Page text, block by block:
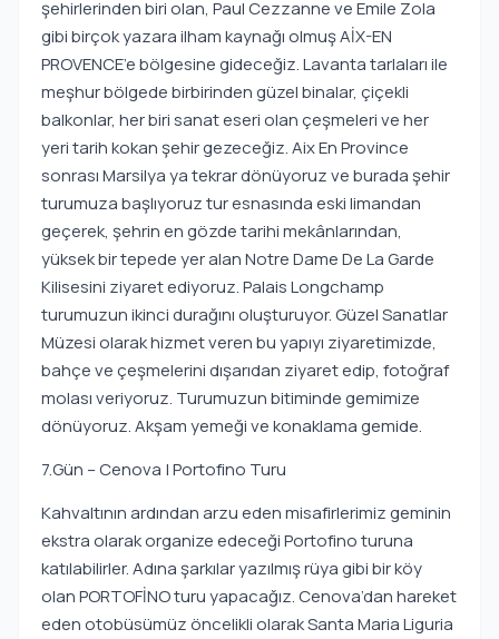
şehirlerinden biri olan, Paul Cezzanne ve Emile Zola
gibi birçok yazara ilham kaynağı olmuş AİX-EN
PROVENCE’e bölgesine gideceğiz. Lavanta tarlaları ile
meşhur bölgede birbirinden güzel binalar, çiçekli
balkonlar, her biri sanat eseri olan çeşmeleri ve her
yeri tarih kokan şehir gezeceğiz. Aix En Province
sonrası Marsilya ya tekrar dönüyoruz ve burada şehir
turumuza başlıyoruz tur esnasında eski limandan
geçerek, şehrin en gözde tarihi mekânlarından,
yüksek bir tepede yer alan Notre Dame De La Garde
Kilisesini ziyaret ediyoruz. Palais Longchamp
turumuzun ikinci durağını oluşturuyor. Güzel Sanatlar
Müzesi olarak hizmet veren bu yapıyı ziyaretimizde,
bahçe ve çeşmelerini dışarıdan ziyaret edip, fotoğraf
molası veriyoruz. Turumuzun bitiminde gemimize
dönüyoruz. Akşam yemeği ve konaklama gemide.
7.Gün – Cenova | Portofino Turu
Kahvaltının ardından arzu eden misafirlerimiz geminin
ekstra olarak organize edeceği Portofino turuna
katılabilirler. Adına şarkılar yazılmış rüya gibi bir köy
olan PORTOFİNO turu yapacağız. Cenova’dan hareket
eden otobüsümüz öncelikli olarak Santa Maria Liguria